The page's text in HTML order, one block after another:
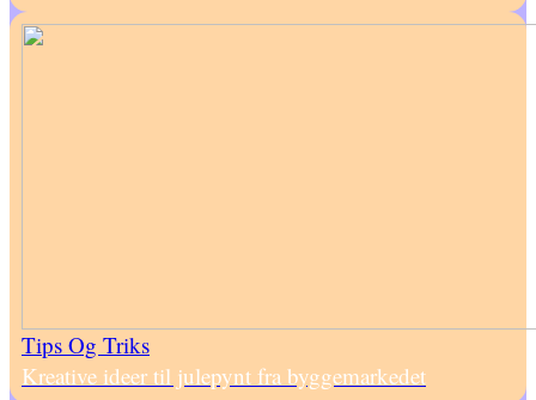
Tips Og Triks
Kreative ideer til julepynt fra byggemarkedet